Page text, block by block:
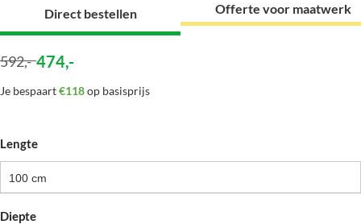
Direct bestellen Offerte voor maatwerk
592,- 474,-
Je bespaart€118op basisprijs
Lengte
100 cm
Diepte